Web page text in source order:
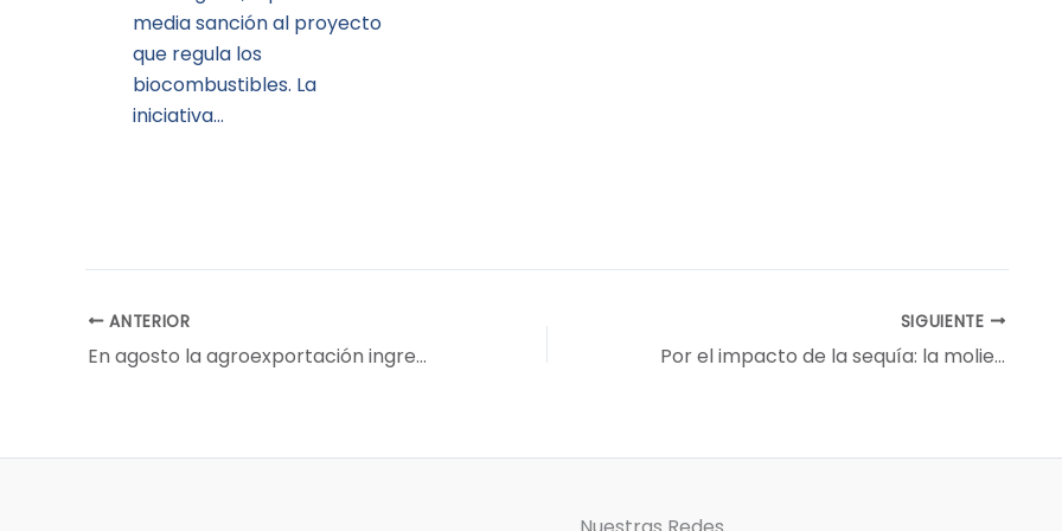
media sanción al proyecto
que regula los
biocombustibles. La
iniciativa…
ANTERIOR
En agosto la agroexportación ingresó 1.746 millones de dólares
SIGUIENTE
Por el impacto de la sequía: la molienda de soja atraviesa su etapa más crítica en 15 años